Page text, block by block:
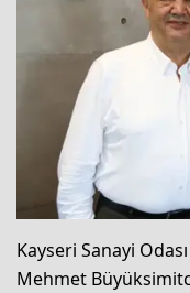
Kayseri Sanayi
Mehmet